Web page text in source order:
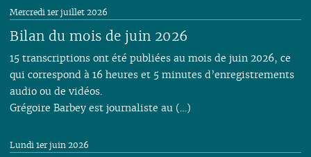
Bilan du mois de juin 2026
Mercredi 1er juillet 2026
15 transcriptions ont été publiées au mois de juin 2026, ce
qui correspond à 16 heures et 5 minutes d’enregistrements
audio ou de vidéos.
Grégoire Barbey est journaliste au (…)
Lundi 1er juin 2026